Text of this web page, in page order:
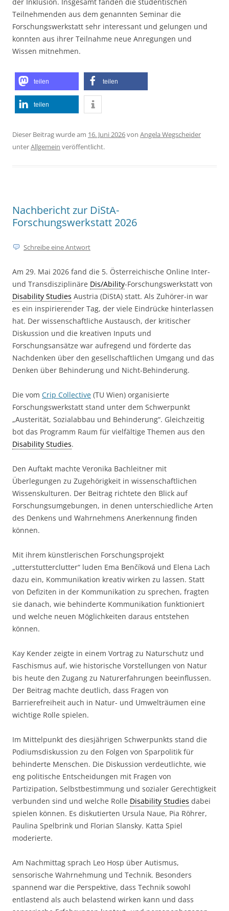
Teilnehmenden aus dem genannten Seminar die
Forschungswerkstatt sehr interessant und gelungen und
konnten aus ihrer Teilnahme neue Anregungen und
Wissen mitnehmen.
teilen teilen
teilen
Dieser Beitrag wurde am 16. Juni 2026von Angela Wegscheider
unterAllgemein veröffentlicht.
Nachbericht zur DiStA-
Forschungswerkstatt 2026
Schreibe eine Antwort
Am 29. Mai 2026 fand die 5. Österreichische Online Inter-
und Transdisziplinäre Dis/Ability-Forschungswerkstatt von
Disability Studies Austria (DiStA) statt. Als Zuhörer-in war
es ein inspirierender Tag, der viele Eindrücke hinterlassen
hat. Der wissenschaftliche Austausch, der kritischer
Diskussion und die kreativen Inputs und
Forschungsansätze war aufregend und förderte das
Nachdenken über den gesellschaftlichen Umgang und das
Denken über Behinderung und Nicht-Behinderung.
Die vom Crip Collective (TU Wien) organisierte
Forschungswerkstatt stand unter dem Schwerpunkt
„Austerität, Sozialabbau und Behinderung“. Gleichzeitig
bot das Programm Raum für vielfältige Themen aus den
Disability Studies.
Den Auftakt machte Veronika Bachleitner mit
Überlegungen zu Zugehörigkeit in wissenschaftlichen
Wissenskulturen. Der Beitrag richtete den Blick auf
Forschungsumgebungen, in denen unterschiedliche Arten
des Denkens und Wahrnehmens Anerkennung finden
können.
Mit ihrem künstlerischen Forschungsprojekt
„utterstutterclutter“ luden Ema Benčíková und Elena Lach
dazu ein, Kommunikation kreativ wirken zu lassen. Statt
von Defiziten in der Kommunikation zu sprechen, fragten
sie danach, wie behinderte Kommunikation funktioniert
und welche neuen Möglichkeiten daraus entstehen
können.
Kay Kender zeigte in einem Vortrag zu Naturschutz und
Faschismus auf, wie historische Vorstellungen von Natur
bis heute den Zugang zu Naturerfahrungen beeinflussen.
Der Beitrag machte deutlich, dass Fragen von
Barrierefreiheit auch in Natur- und Umwelträumen eine
wichtige Rolle spielen.
Im Mittelpunkt des diesjährigen Schwerpunkts stand die
Podiumsdiskussion zu den Folgen von Sparpolitik für
behinderte Menschen. Die Diskussion verdeutlichte, wie
eng politische Entscheidungen mit Fragen von
Partizipation, Selbstbestimmung und sozialer Gerechtigkeit
verbunden sind und welche Rolle Disability Studies dabei
spielen können. Es diskutierten Ursula Naue, Pia Röhrer,
Paulina Spelbrink und Florian Slansky. Katta Spiel
moderierte.
Am Nachmittag sprach Leo Hosp über Autismus,
sensorische Wahrnehmung und Technik. Besonders
spannend war die Perspektive, dass Technik sowohl
entlastend als auch belastend wirken kann und dass